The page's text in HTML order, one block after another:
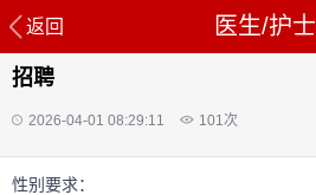
返回 医生/护士
招聘
2026-04-01 08:29:11 101次
性别要求：